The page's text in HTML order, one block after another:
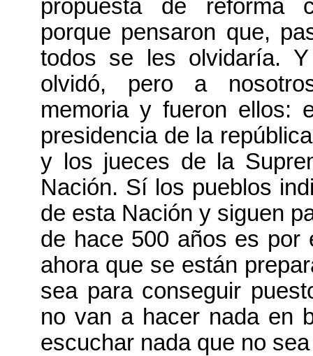
propuesta de reforma
porque pensaron que,
todos se les olvidaría.
olvidó, pero a
memoria y fueron ellos:
presidencia de la
y los jueces de la
Nación. Sí los pueblos
de esta Nación y siguen
de hace 500 años es por
ahora que se están
sea para conseguir
no van a hacer nada en
escuchar nada que no